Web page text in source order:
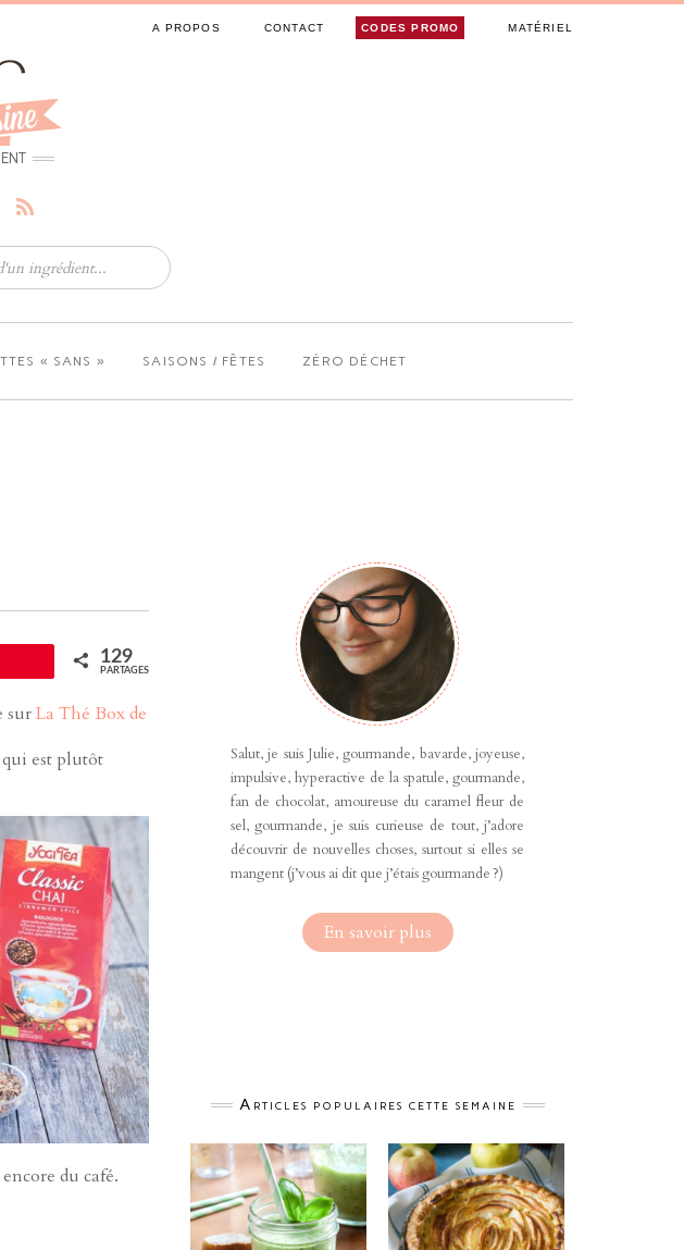
A PROPOS CONTACT CODES PROMO MATÉRIEL
« SANS » SAISONS / FÊTES ZÉRO DÉCHET
129
PARTAGES
surLa Thé Box de
qui est plutôt
du café.
Salut, je suis Julie, gourmande, bavarde, joyeuse,
impulsive, hyperactive de la spatule, gourmande,
fan de chocolat, amoureuse du caramel fleur de
sel, gourmande, je suis curieuse de tout, j’adore
découvrir de nouvelles choses, surtout si elles se
mangent (j’vous ai dit que j’étais gourmande ?)
En savoir plus
Articles populaires cette semaine